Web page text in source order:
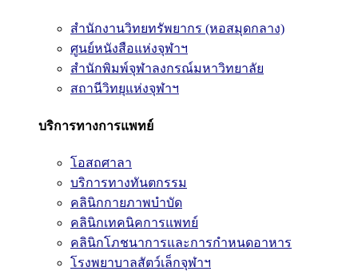
สำนักงานวิทยทรัพยากร (หอสมุดกลาง)
ศูนย์หนังสือแห่งจุฬาฯ
สำนักพิมพ์จุฬาลงกรณ์มหาวิทยาลัย
สถานีวิทยุแห่งจุฬาฯ
บริการทางการแพทย์
โอสถศาลา
บริการทางทันตกรรม
คลินิกกายภาพบำบัด
คลินิกเทคนิคการแพทย์
คลินิกโภชนาการและการกำหนดอาหาร
โรงพยาบาลสัตว์เล็กจุฬาฯ